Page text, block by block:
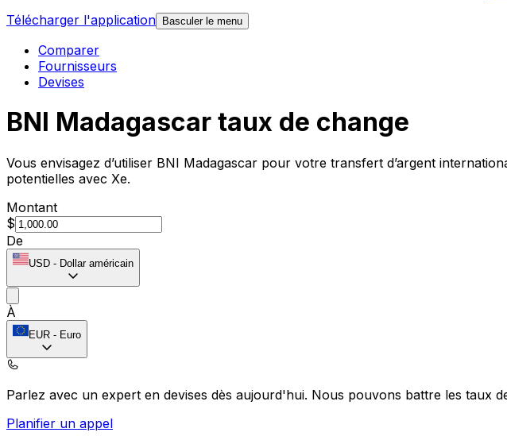
Télécharger l'application Basculer le menu
Comparer
Fournisseurs
Devises
BNI Madagascar taux de change
Vous envisagez d’utiliser BNI Madagascar pour votre transfert d’argent
potentielles avec Xe.
Montant
$
De
USD - Dollar américain
À
EUR - Euro
Parlez avec un expert en devises dès aujourd'hui. Nous pouvons battre les taux
Planifier un appel